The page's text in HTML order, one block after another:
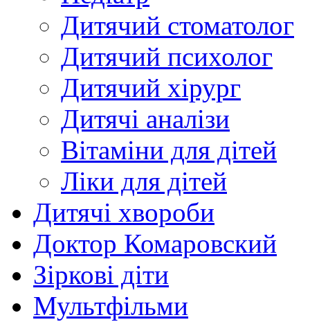
Дитячий стоматолог
Дитячий психолог
Дитячий хірург
Дитячі аналізи
Вітаміни для дітей
Ліки для дітей
Дитячі хвороби
Доктор Комаровский
Зіркові діти
Мультфільми